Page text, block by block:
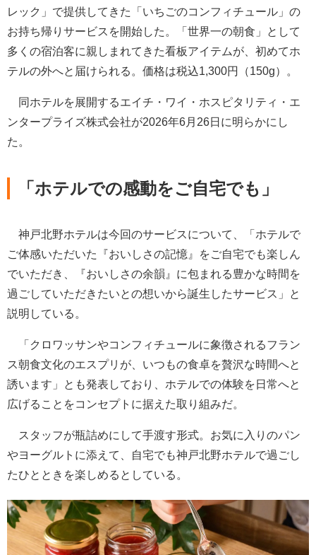
レック」で提供してきた「いちごのコンフィチュール」の
お持ち帰りサービスを開始した。「世界一の朝食」として
多くの宿泊客に親しまれてきた看板アイテムが、初めてホ
テルの外へと届けられる。価格は税込1,300円（150g）。
同ホテルを展開するエイチ・ワイ・ホスピタリティ・エ
ンタープライズ株式会社が2026年6月26日に明らかにし
た。
「ホテルでの感動をご自宅でも」
神戸北野ホテルは今回のサービスについて、「ホテルで
ご体感いただいた『おいしさの記憶』をご自宅でも楽しん
でいただき、『おいしさの余韻』に包まれる豊かな時間を
過ごしていただきたいとの想いから誕生したサービス」と
説明している。
「クロワッサンやコンフィチュールに象徴されるフラン
ス朝食文化のエスプリが、いつもの食卓を贅沢な時間へと
誘います」とも発表しており、ホテルでの体験を日常へと
広げることをコンセプトに据えた取り組みだ。
スタッフが瓶詰めにして手渡す形式。お気に入りのパン
やヨーグルトに添えて、自宅でも神戸北野ホテルで過ごし
たひとときを楽しめるとしている。